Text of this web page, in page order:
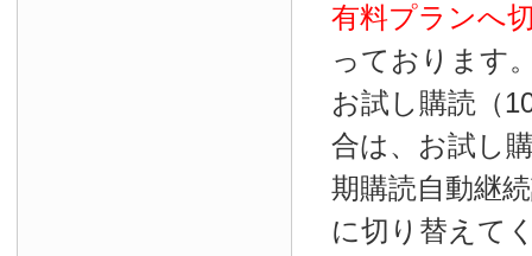
有料プランへ
っております
お試し購読（
合は、お試し
期購読自動継
に切り替えて